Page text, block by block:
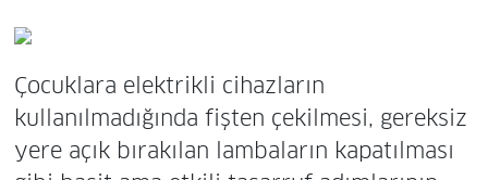
Çocuklara elektrikli cihazların
kullanılmadığında fişten çekilmesi, gereksiz
yere açık bırakılan lambaların kapatılması